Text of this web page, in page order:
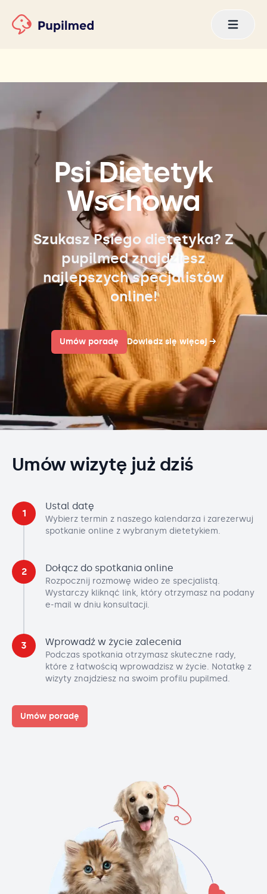
Psi Dietetyk
Wschowa
Szukasz Psiego dietetyka? Z
pupilmed znajdziesz
najlepszych specjalistów
online!
Umów poradę Dowiedz się więcej →
Umów wizytę już dziś
1
Ustal datę
Wybierz termin z naszego kalendarza i zarezerwuj
spotkanie online z wybranym dietetykiem.
2 Dołącz do spotkania online
Rozpocznij rozmowę wideo ze specjalistą.
Wystarczy kliknąć link, który otrzymasz na podany
e-mail w dniu konsultacji.
3 Wprowadź w życie zalecenia
Podczas spotkania otrzymasz skuteczne rady,
które z łatwością wprowadzisz w życie. Notatkę z
wizyty znajdziesz na swoim profilu pupilmed.
Umów poradę